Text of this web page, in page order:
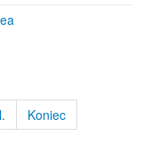
Koniec